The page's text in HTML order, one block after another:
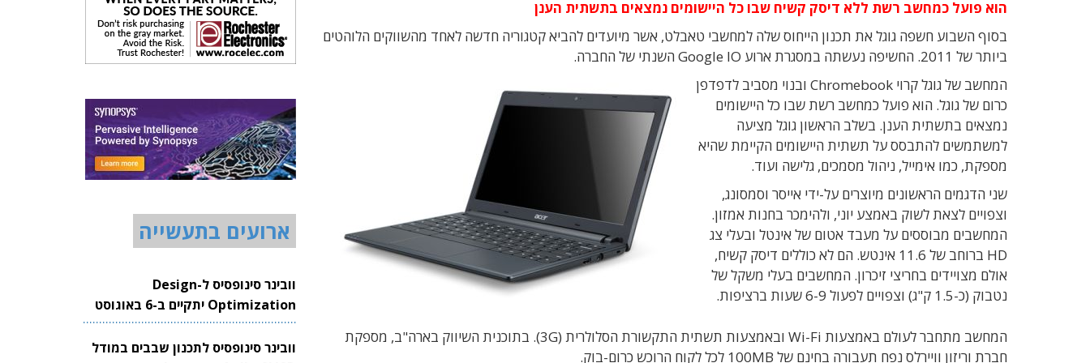
הוא פועל כמחשב רשת ללא דיסק קשיח שבו כל היישומים נמצאים בתשתית הענן
בסוף השבוע חשפה גוגל את תכנון הייחוס שלה למחשבי טאבלט, אשר מיועדים להביא קטגוריה חדשה לאחד מהשווקים הלוהטים
ביותר של 2011. החשיפה נעשתה במסגרת ארוע Google IO השנתי של החברה.
המחשב של גוגל קרוי Chromebook ובנוי מסביב לדפדפן
כרום של גוגל. הוא פועל כמחשב רשת שבו כל היישומים
נמצאים בתשתית הענן. בשלב הראשון גוגל מציעה
למשתמשים להתבסס על תשתית היישומים הקיימת שהיא
מספקת, כמו אימייל, ניהול מסמכים, גלישה ועוד.
שני הדגמים הראשונים מיוצרים על-ידי אייסר וסמסונג,
וצפויים לצאת לשוק באמצע יוני, ולהימכר בחנות אמזון.
המחשבים מבוססים על מעבד אטום של אינטל ובעלי צג
HD ברוחב של 11.6 אינטש. הם לא כוללים דיסק קשיח,
אולם מצויידים בחריצי זיכרון. המחשבים בעלי משקל של
נטבוק (כ-1.5 ק"ג) וצפויים לפעול 6-9 שעות ברציפות.
המחשב מתחבר לעולם באמצעות Wi-Fi ובאמצעות תשתית התקשורת הסלולרית (3G). בתוכנית השיווק בארה"ב, מספקת
חברת וריזון וויירלס נפח תעבורה בחינם של 100MB לכל לקוח הרוכש כרום-בוק.
ארועים בתעשייה
וובינר סינופסיס ל-Design
Optimization יתקיים ב-6 באוגוסט
2026
וובינר סינופסיס לתכנון שבבים במודל